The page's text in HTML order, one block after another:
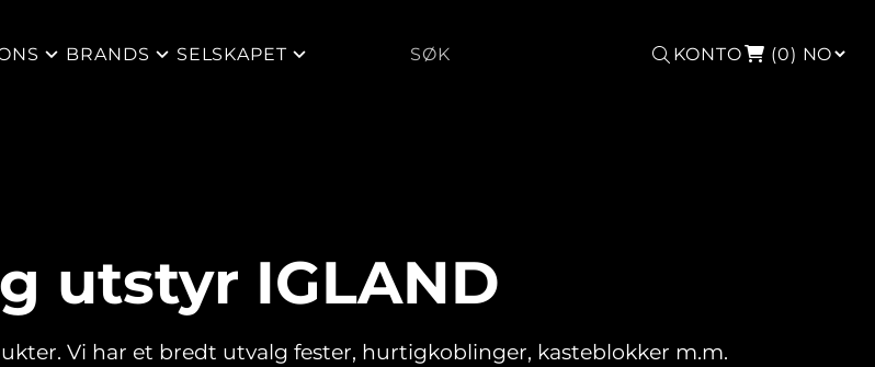
BRANDS SELSKAPET Søk KONTO (0)
utstyr IGLAND
Vi har et bredt utvalg fester, hurtigkoblinger, kasteblokker m.m.